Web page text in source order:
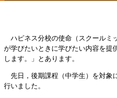
ハピネス分校の使命（スクールミ
が学びたいときに学びたい内容を提
します。」とあります。
先日，後期課程（中学生）を対象
行いました。